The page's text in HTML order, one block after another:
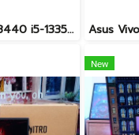
Dell Latitude 3440 i5-1335U Ram8 SSD512 จอ14นิ้ว สเปคดี คีย์บอร์ดไฟ เครื่องประมวลผลไวพร้อมใช้งาน เพียง 13,990.-
New